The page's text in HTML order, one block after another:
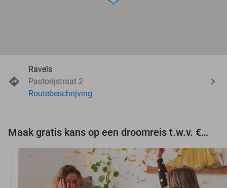
Ravels
Pastorijstraat 2
Routebeschrijving
Maak gratis kans op een droomreis t.w.v. €3.000!